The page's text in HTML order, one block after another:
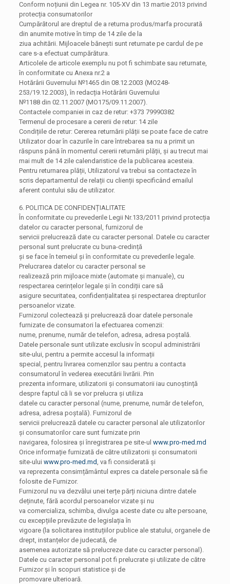
Conform noțiunii din Legea nr. 105-XV din 13 martie 2013 privind
protecția consumatorilor
Cumpărătorul are dreptul de a returna produs/marfa procurată
din anumite motive în timp de 14 zile de la
ziua achitării. Mijloacele bănești sunt returnate pe cardul de pe
care s-a efectuat cumpărătura.
Articolele de articole exemplu nu pot fi schimbate sau returnate,
în conformitate cu Anexa nr.2 a
Hotărârii Guvernului №1465 din 08.12.2003 (MO248-
253/19.12.2003), în redacția Hotărârii Guvernului
№1188 din 02.11.2007 (МО175/09.11.2007).
Contactele companiei in caz de retur: +373 79990382
Termenul de procesare a cererii de retur: 14 zile
Condițiile de retur: Cererea returnării plății se poate face de catre
Utilizator doar în cazurile în care întrebarea sa nu a primit un
răspuns până în momentul cererii returnării plății, și au trecut mai
mai mult de 14 zile calendaristice de la publicarea acesteia.
Pentru returnarea plății, Utilizatorul va trebui sa contacteze în
scris departamentul de relații cu clienții specificând emailul
aferent contului său de utilizator.
6. POLITICA DE CONFIDENȚIALITATE
În conformitate cu prevederile Legii Nr.133/2011 privind protecția
datelor cu caracter personal, furnizorul de
servicii prelucrează date cu caracter personal. Datele cu caracter
personal sunt prelucrate cu buna-credință
și se face în temeiul și în conformitate cu prevederile legale.
Prelucrarea datelor cu caracter personal se
realizează prin mijloace mixte (automate și manuale), cu
respectarea cerințelor legale și în condiții care să
asigure securitatea, confidențialitatea și respectarea drepturilor
persoanelor vizate.
Furnizorul colectează și prelucrează doar datele personale
furnizate de consumatori la efectuarea comenzii:
nume, prenume, număr de telefon, adresa, adresa poștală.
Datele personale sunt utilizate exclusiv în scopul administrării
site-ului, pentru a permite accesul la informații
special, pentru livrarea comenzilor sau pentru a contacta
consumatorul în vederea executării livrării. Prin
prezenta informare, utilizatorii și consumatorii iau cunoștință
despre faptul că li se vor prelucra și utiliza
datele cu caracter personal (nume, prenume, număr de telefon,
adresa, adresa poștală). Furnizorul de
servicii prelucrează datele cu caracter personal ale utilizatorilor
și consumatorilor care sunt furnizate prin
navigarea, folosirea și înregistrarea pe site-ul www.pro-med.md
Orice informație furnizată de către utilizatorii și consumatorii
site-ului www.pro-med.md, va fi considerată și
va reprezenta consimțământul expres ca datele personale să fie
folosite de Furnizor.
Furnizorul nu va dezvălui unei terțe părți niciuna dintre datele
deținute, fără acordul persoanelor vizate și nu
va comercializa, schimba, divulga aceste date cu alte persoane,
cu excepțiile prevăzute de legislația în
vigoare (la solicitarea instituțiilor publice ale statului, organele de
drept, instanțelor de judecată, de
asemenea autorizate să prelucreze date cu caracter personal).
Datele cu caracter personal pot fi prelucrate și utilizate de către
Furnizor și în scopuri statistice și de
promovare ulterioară.